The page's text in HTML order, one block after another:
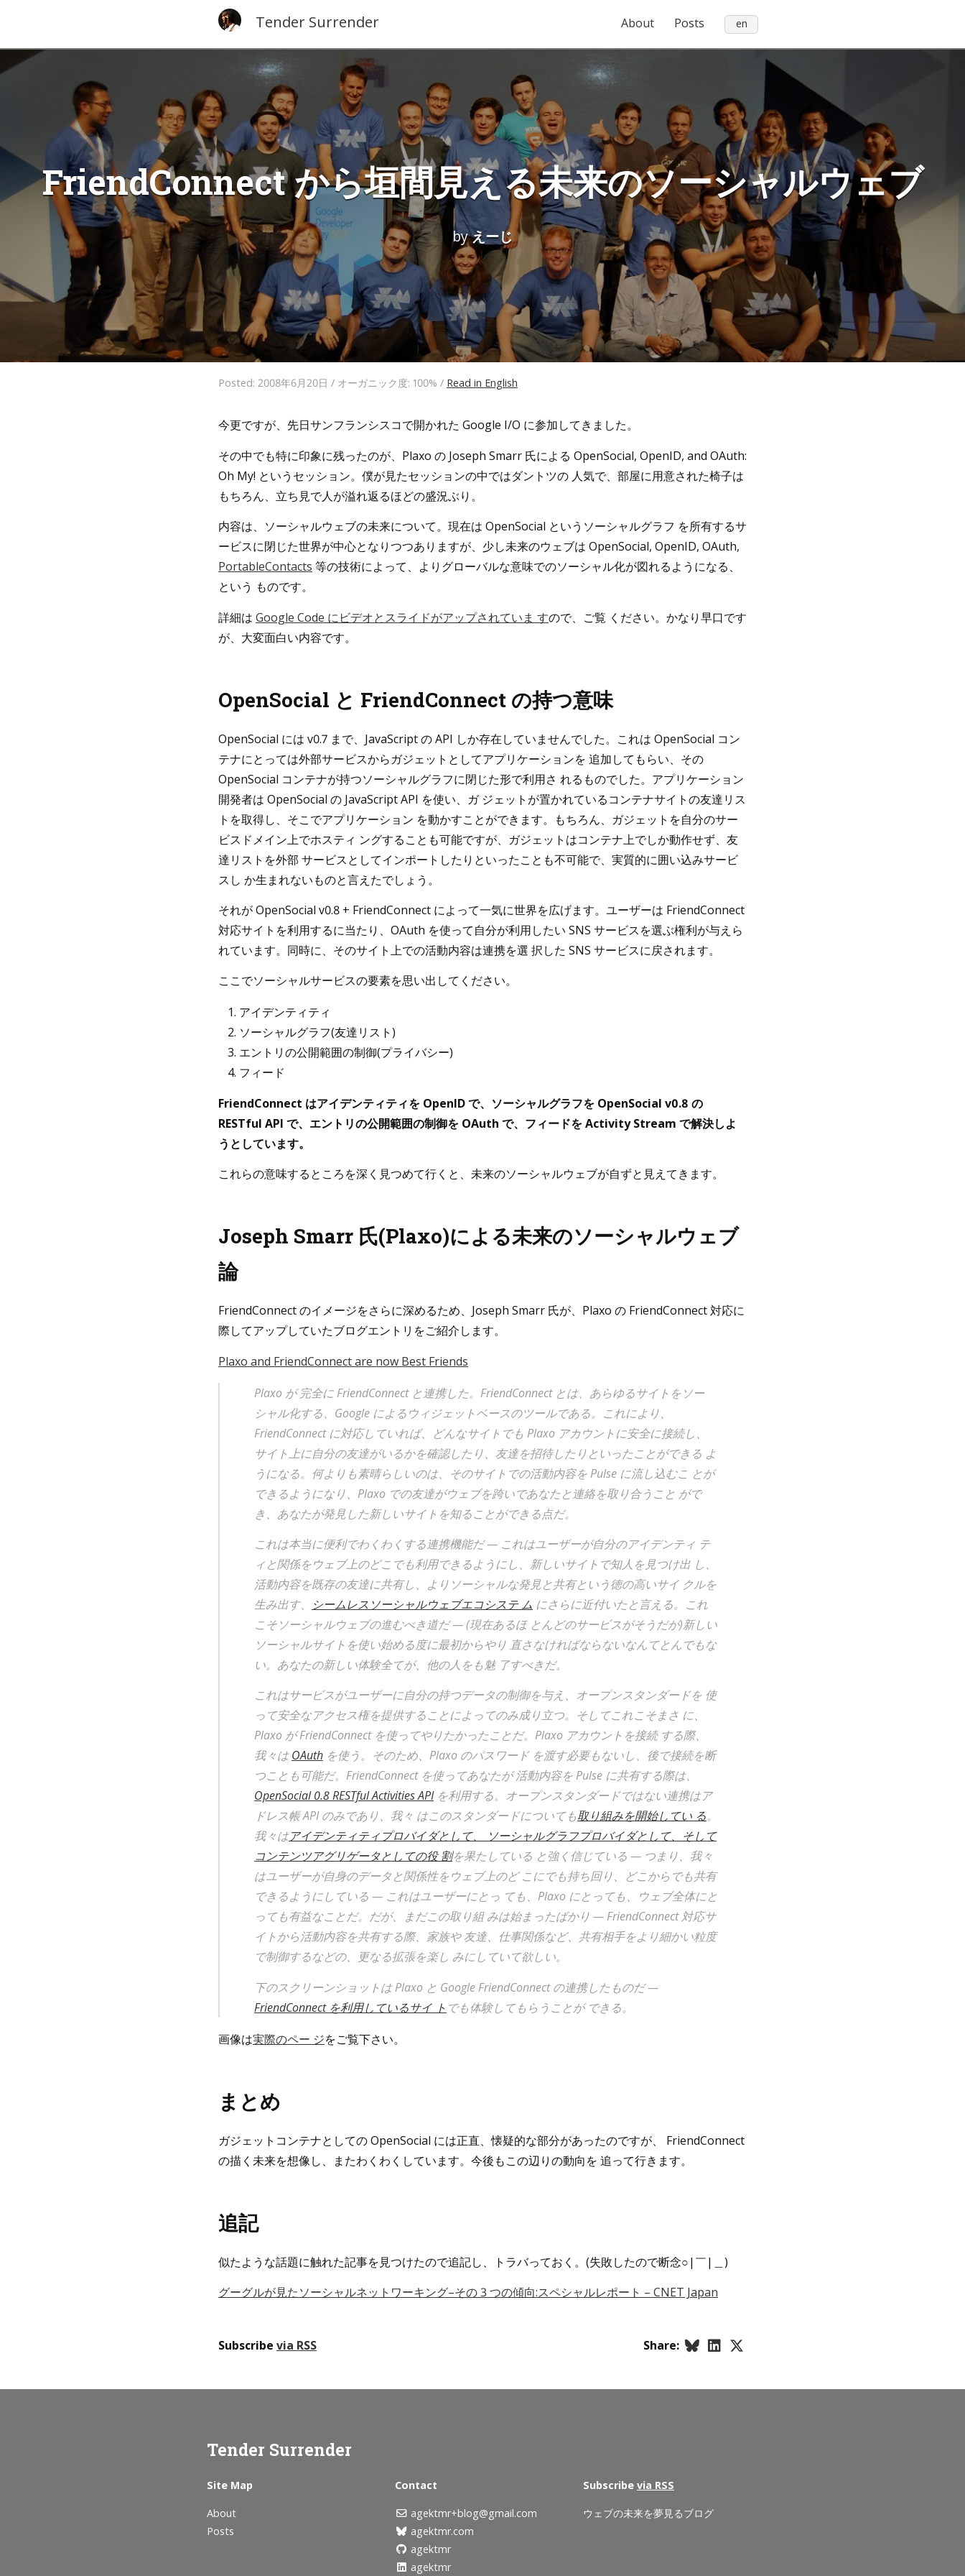
Tender Surrender About Posts en
FriendConnect から垣間見える未来のソーシャルウェブ
byえーじ
Posted: 2008年6月20日 / オーガニック度: 100% / Read in English
今更ですが、先日サンフランシスコで開かれた Google I/O に参加してきました。
その中でも特に印象に残ったのが、Plaxo の Joseph Smarr 氏による OpenSocial, OpenID, and OAuth:
Oh My! というセッション。僕が見たセッションの中ではダントツの 人気で、部屋に用意された椅子は
もちろん、立ち見で人が溢れ返るほどの盛況ぶり。
内容は、ソーシャルウェブの未来について。現在は OpenSocial というソーシャルグラフ を所有するサ
ービスに閉じた世界が中心となりつつありますが、少し未来のウェブは OpenSocial, OpenID, OAuth,
PortableContacts 等の技術によって、よりグローバルな意味でのソーシャル化が図れるようになる、
という ものです。
詳細は Google Code にビデオとスライドがアップされていま すので、ご覧 ください。かなり早口です
が、大変面白い内容です。
OpenSocial と FriendConnect の持つ意味
OpenSocial には v0.7 まで、JavaScript の API しか存在していませんでした。これは OpenSocial コン
テナにとっては外部サービスからガジェットとしてアプリケーションを 追加してもらい、その
OpenSocial コンテナが持つソーシャルグラフに閉じた形で利用さ れるものでした。アプリケーション
開発者は OpenSocial の JavaScript API を使い、ガ ジェットが置かれているコンテナサイトの友達リス
トを取得し、そこでアプリケーション を動かすことができます。もちろん、ガジェットを自分のサー
ビスドメイン上でホスティ ングすることも可能ですが、ガジェットはコンテナ上でしか動作せず、友
達リストを外部 サービスとしてインポートしたりといったことも不可能で、実質的に囲い込みサービ
スし か生まれないものと言えたでしょう。
それが OpenSocial v0.8 + FriendConnect によって一気に世界を広げます。ユーザーは FriendConnect
対応サイトを利用するに当たり、OAuth を使って自分が利用したい SNS サービスを選ぶ権利が与えら
れています。同時に、そのサイト上での活動内容は連携を選 択した SNS サービスに戻されます。
ここでソーシャルサービスの要素を思い出してください。
アイデンティティ
ソーシャルグラフ(友達リスト)
エントリの公開範囲の制御(プライバシー)
フィード
FriendConnect はアイデンティティを OpenID で、ソーシャルグラフを OpenSocial v0.8 の
RESTful API で、エントリの公開範囲の制御を OAuth で、フィードを Activity Stream で解決しよ
うとしています。
これらの意味するところを深く見つめて行くと、未来のソーシャルウェブが自ずと見えてきます。
Joseph Smarr 氏(Plaxo)による未来のソーシャルウェブ
論
FriendConnect のイメージをさらに深めるため、Joseph Smarr 氏が、Plaxo の FriendConnect 対応に
際してアップしていたブログエントリをご紹介します。
Plaxo and FriendConnect are now Best Friends
Plaxo が 完全に FriendConnect と連携した。FriendConnect とは、あらゆるサイトをソー
シャル化する、Google によるウィジェットベースのツールである。これにより、
FriendConnect に対応していれば、どんなサイトでも Plaxo アカウントに安全に接続し、
サイト上に自分の友達がいるかを確認したり、友達を招待したりといったことができる よ
うになる。何よりも素晴らしいのは、そのサイトでの活動内容を Pulse に流し込むこ とが
できるようになり、Plaxo での友達がウェブを跨いであなたと連絡を取り合うこと がで
き、あなたが発見した新しいサイトを知ることができる点だ。
これは本当に便利でわくわくする連携機能だ — これはユーザーが自分のアイデンティ テ
ィと関係をウェブ上のどこでも利用できるようにし、新しいサイトで知人を見つけ出 し、
活動内容を既存の友達に共有し、よりソーシャルな発見と共有という徳の高いサイ クルを
生み出す、
シームレスソーシャルウェブエコシステ ム にさらに近付いたと言える。これ
こそソーシャルウェブの進むべき道だ — (現在あるほ とんどのサービスがそうだが)新しい
ソーシャルサイトを使い始める度に最初からやり 直さなければならないなんてとんでもな
い。あなたの新しい体験全てが、他の人をも魅 了すべきだ。
これはサービスがユーザーに自分の持つデータの制御を与え、オープンスタンダードを 使
って安全なアクセス権を提供することによってのみ成り立つ。そしてこれこそまさ に、
Plaxo が FriendConnect を使ってやりたかったことだ。Plaxo アカウントを接続 する際、
我々はOAuth を使う。そのため、Plaxo のパスワード を渡す必要もないし、後で接続を断
つことも可能だ。FriendConnect を使ってあなたが 活動内容を Pulse に共有する際は、
OpenSocial 0.8 RESTful Activities APIを利用する。オープンスタンダードではない連携はア
ドレス帳 API のみであり、我々 はこのスタンダードについても取り組みを開始してい る。
我々はアイデンティティプロバイダとして、 ソーシャルグラフプロバイダとして、そして
コンテンツアグリゲータとしての役 割を果たしている と強く信じている — つまり、我々
はユーザーが自身のデータと関係性をウェブ上のど こにでも持ち回り、どこからでも共有
できるようにしている — これはユーザーにとっ ても、Plaxo にとっても、ウェブ全体にと
っても有益なことだ。だが、まだこの取り組 みは始まったばかり — FriendConnect 対応サ
イトから活動内容を共有する際、家族や 友達、仕事関係など、共有相手をより細かい粒度
で制御するなどの、更なる拡張を楽し みにしていて欲しい。
下のスクリーンショットは Plaxo と Google FriendConnect の連携したものだ —
FriendConnect を利用しているサイ ト でも体験してもらうことが できる。
画像は実際のペー ジをご覧下さい。
まとめ
ガジェットコンテナとしての OpenSocial には正直、懐疑的な部分があったのですが、 FriendConnect
の描く未来を想像し、またわくわくしています。今後もこの辺りの動向を 追って行きます。
追記
似たような話題に触れた記事を見つけたので追記し、トラバっておく。(失敗したので断念○|￣|＿)
グーグルが見たソーシャルネットワーキング–その 3 つの傾向:スペシャルレポート – CNET Japan
Subscribe via RSS Share:
Tender Surrender
Site Map
About
Posts
Contact
agektmr+blog@gmail.com
agektmr.com
agektmr
agektmr
Subscribevia RSS
ウェブの未来を夢見るブログ